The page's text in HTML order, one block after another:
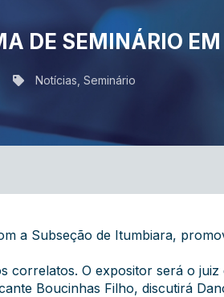
DE SEMINÁRIO
Notícias Seminário
a Subseção de Itumbiara,
O expositor será o juiz
Boucinhas Filho, discutirá